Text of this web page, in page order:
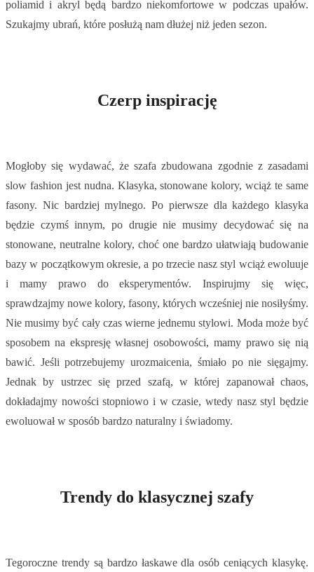
poliamid i akryl będą bardzo niekomfortowe w podczas upałów.
Szukajmy ubrań, które posłużą nam dłużej niż jeden sezon.
Czerp inspirację
Mogłoby się wydawać, że szafa zbudowana zgodnie z zasadami
slow fashion jest nudna. Klasyka, stonowane kolory, wciąż te same
fasony. Nic bardziej mylnego. Po pierwsze dla każdego klasyka
będzie czymś innym, po drugie nie musimy decydować się na
stonowane, neutralne kolory, choć one bardzo ułatwiają budowanie
bazy w początkowym okresie, a po trzecie nasz styl wciąż ewoluuje
i mamy prawo do eksperymentów. Inspirujmy się więc,
sprawdzajmy nowe kolory, fasony, których wcześniej nie nosiłyśmy.
Nie musimy być cały czas wierne jednemu stylowi. Moda może być
sposobem na ekspresję własnej osobowości, mamy prawo się nią
bawić. Jeśli potrzebujemy urozmaicenia, śmiało po nie sięgajmy.
Jednak by ustrzec się przed szafą, w której zapanował chaos,
dokładajmy nowości stopniowo i w czasie, wtedy nasz styl będzie
ewoluował w sposób bardzo naturalny i świadomy.
Trendy do klasycznej szafy
Tegoroczne trendy są bardzo łaskawe dla osób ceniących klasykę.